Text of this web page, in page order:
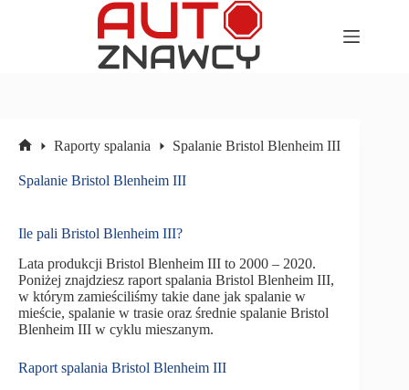
główna
Raporty spalania Spalanie Bristol Blenheim III
Spalanie Bristol Blenheim III
Ile pali Bristol Blenheim III?
Lata produkcji Bristol Blenheim III to 2000 – 2020.
Poniżej znajdziesz raport spalania Bristol Blenheim III,
w którym zamieściliśmy takie dane jak spalanie w
mieście, spalanie w trasie oraz średnie spalanie Bristol
Blenheim III w cyklu mieszanym.
Raport spalania Bristol Blenheim III